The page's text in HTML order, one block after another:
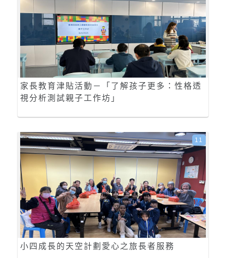
家長教育津貼活動－「了解孩子更多：性格透
視分析測試親子工作坊」
小四成長的天空計劃愛心之旅長者服務
11